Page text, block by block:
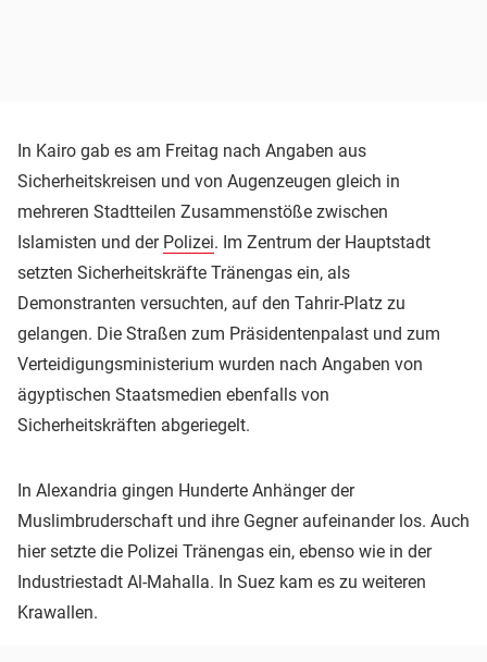
In Kairo gab es am Freitag nach Angaben aus
Sicherheitskreisen und von Augenzeugen gleich in
mehreren Stadtteilen Zusammenstöße zwischen
Islamisten und der Polizei. Im Zentrum der Hauptstadt
setzten Sicherheitskräfte Tränengas ein, als
Demonstranten versuchten, auf den Tahrir-Platz zu
gelangen. Die Straßen zum Präsidentenpalast und zum
Verteidigungsministerium wurden nach Angaben von
ägyptischen Staatsmedien ebenfalls von
Sicherheitskräften abgeriegelt.
In Alexandria gingen Hunderte Anhänger der
Muslimbruderschaft und ihre Gegner aufeinander los. Auch
hier setzte die Polizei Tränengas ein, ebenso wie in der
Industriestadt Al-Mahalla. In Suez kam es zu weiteren
Krawallen.